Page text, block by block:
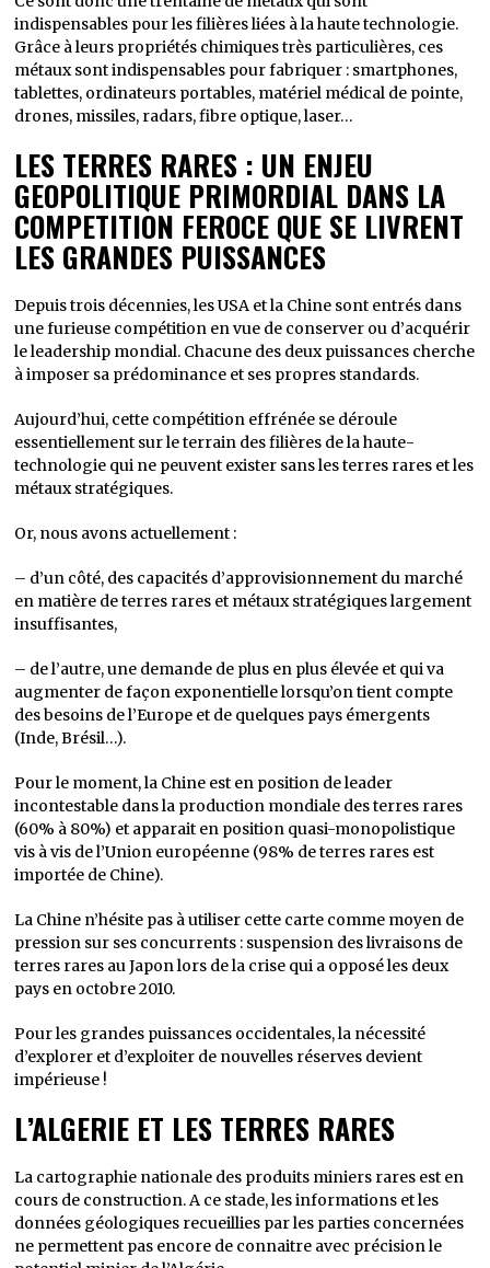
indispensables pour les filières liées à la haute technologie.
Grâce à leurs propriétés chimiques très particulières, ces
métaux sont indispensables pour fabriquer : smartphones,
tablettes, ordinateurs portables, matériel médical de pointe,
drones, missiles, radars, fibre optique, laser…
LES TERRES RARES : UN ENJEU
GEOPOLITIQUE PRIMORDIAL DANS LA
COMPETITION FEROCE QUE SE LIVRENT
LES GRANDES PUISSANCES
Depuis trois décennies, les USA et la Chine sont entrés dans
une furieuse compétition en vue de conserver ou d’acquérir
le leadership mondial. Chacune des deux puissances cherche
à imposer sa prédominance et ses propres standards.
Aujourd’hui, cette compétition effrénée se déroule
essentiellement sur le terrain des filières de la haute-
technologie qui ne peuvent exister sans les terres rares et les
métaux stratégiques.
Or, nous avons actuellement :
– d’un côté, des capacités d’approvisionnement du marché
en matière de terres rares et métaux stratégiques largement
insuffisantes,
– de l’autre, une demande de plus en plus élevée et qui va
augmenter de façon exponentielle lorsqu’on tient compte
des besoins de l’Europe et de quelques pays émergents
(Inde, Brésil…).
Pour le moment, la Chine est en position de leader
incontestable dans la production mondiale des terres rares
(60% à 80%) et apparait en position quasi-monopolistique
vis à vis de l’Union européenne (98% de terres rares est
importée de Chine).
La Chine n’hésite pas à utiliser cette carte comme moyen de
pression sur ses concurrents : suspension des livraisons de
terres rares au Japon lors de la crise qui a opposé les deux
pays en octobre 2010.
Pour les grandes puissances occidentales, la nécessité
d’explorer et d’exploiter de nouvelles réserves devient
impérieuse !
L’ALGERIE ET LES TERRES RARES
La cartographie nationale des produits miniers rares est en
cours de construction. A ce stade, les informations et les
données géologiques recueillies par les parties concernées
ne permettent pas encore de connaitre avec précision le